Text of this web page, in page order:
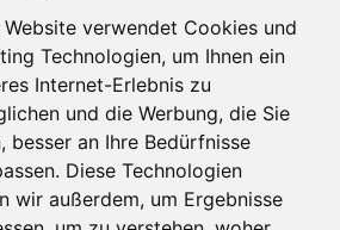
Website verwendet Cookies und
Technologien, um Ihnen ein
Internet-Erlebnis zu
und die Werbung, die Sie
besser an Ihre Bedürfnisse
Diese Technologien
wir außerdem, um Ergebnisse